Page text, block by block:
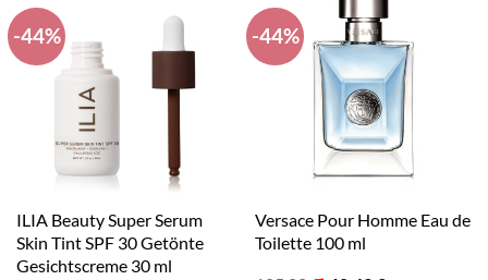
-44%
ILIA Beauty Super Serum
Skin Tint SPF 30 Getönte
Gesichtscreme 30 ml
-44%
Versace Pour Homme Eau de
Toilette 100 ml